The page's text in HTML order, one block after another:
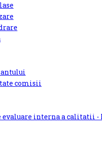
comisii
evaluare interna a calitatii -